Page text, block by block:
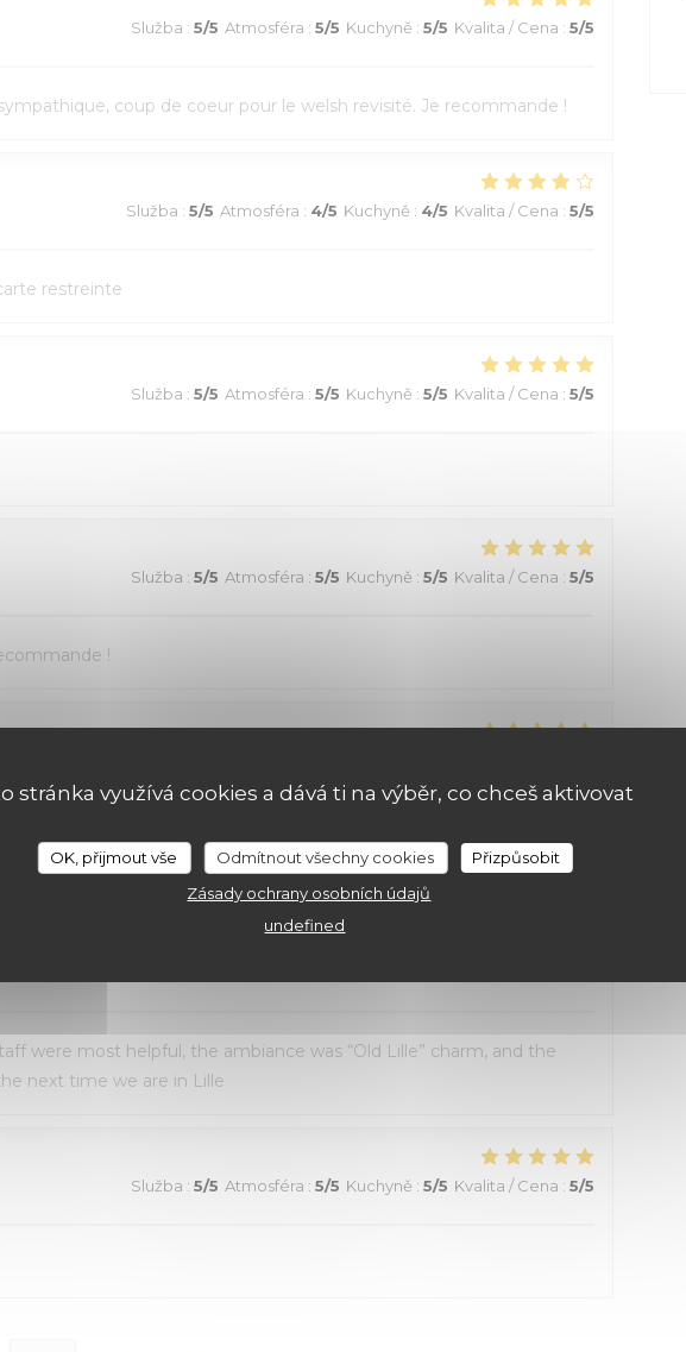
stránka využívá cookies a dává ti na výběr, co chceš aktivovat
OK, přijmout vše Odmítnout všechny cookies
Přizpůsobit
Zásady ochrany osobních údajů
undefined
Služba : 5/5 Atmosféra : 5/5 Kuchyně : 5/5 Kvalita / Cena : 5/5
coup de coeur pour le welsh revisité. Je recommande !
Služba : 5/5 Atmosféra : 4/5 Kuchyně : 4/5 Kvalita / Cena : 5/5
restreinte
Služba : 5/5 Atmosféra : 5/5 Kuchyně : 5/5 Kvalita / Cena : 5/5
Služba : 5/5 Atmosféra : 5/5 Kuchyně : 5/5 Kvalita / Cena : 5/5
!
au top et nourriture de très bonne qualité. J’ai pris la cote de
excellentes. Nous recommandons sans aucune hésitation.
were most helpful, the ambiance was “Old Lille” charm, and the
next time we are in Lille
Služba : 5/5 Atmosféra : 5/5 Kuchyně : 5/5 Kvalita / Cena : 5/5